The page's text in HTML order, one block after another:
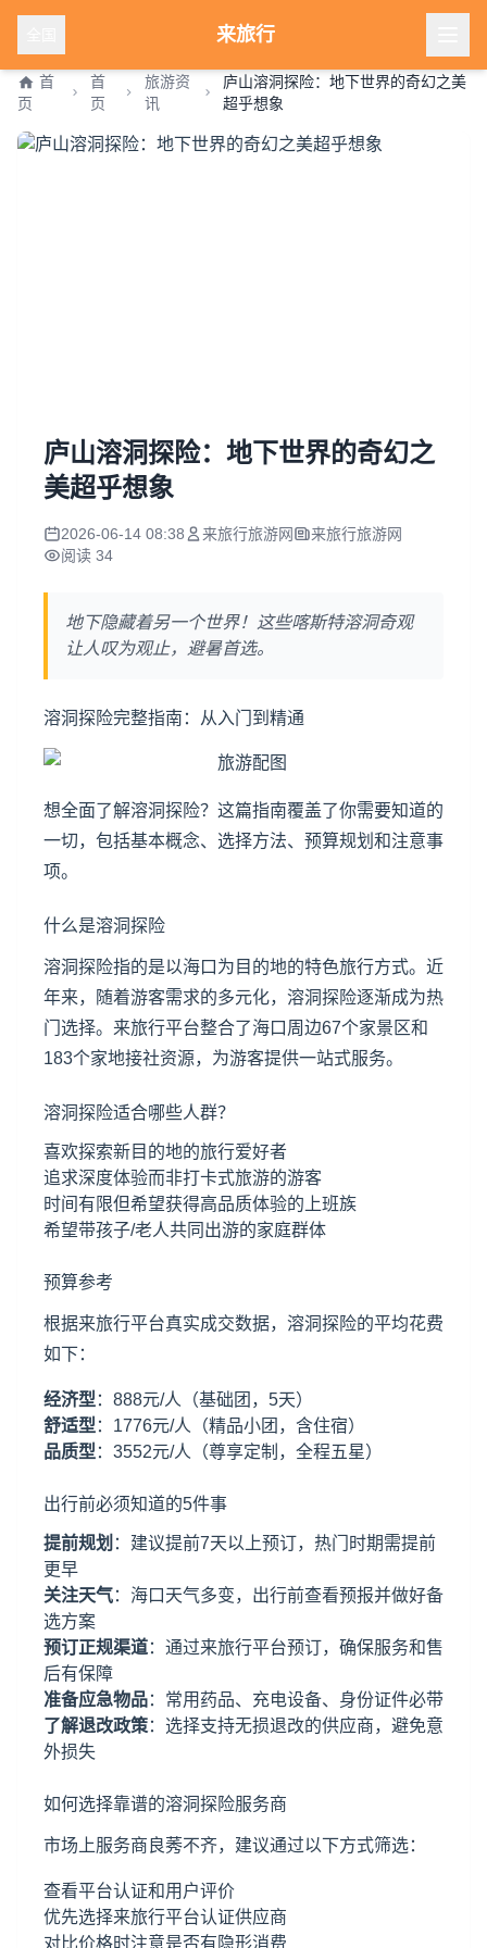
来旅行
首
页
首
页
旅游资
讯
庐山溶洞探险：地下世界的奇幻之美
超乎想象
庐山溶洞探险：地下世界的奇幻之
美超乎想象
2026-06-14 08:38 来旅行旅游网
来旅行旅游网
阅读 34
地下隐藏着另一个世界！这些喀斯特溶洞奇观
让人叹为观止，避暑首选。
溶洞探险完整指南：从入门到精通
想全面了解溶洞探险？这篇指南覆盖了你需要知道的
一切，包括基本概念、选择方法、预算规划和注意事
项。
什么是溶洞探险
溶洞探险指的是以海口为目的地的特色旅行方式。近
年来，随着游客需求的多元化，溶洞探险逐渐成为热
门选择。来旅行平台整合了海口周边67个家景区和
183个家地接社资源，为游客提供一站式服务。
溶洞探险适合哪些人群？
喜欢探索新目的地的旅行爱好者
追求深度体验而非打卡式旅游的游客
时间有限但希望获得高品质体验的上班族
希望带孩子/老人共同出游的家庭群体
预算参考
根据来旅行平台真实成交数据，溶洞探险的平均花费
如下：
经济型 ：888元/人（基础团，5天）
舒适型 ：1776元/人（精品小团，含住宿）
品质型 ：3552元/人（尊享定制，全程五星）
出行前必须知道的5件事
提前规划 ：建议提前7天以上预订，热门时期需提前
更早
关注天气：海口天气多变，出行前查看预报并做好备
选方案
预订正规渠道：通过来旅行平台预订，确保服务和售
后有保障
准备应急物品：常用药品、充电设备、身份证件必带
了解退改政策：选择支持无损退改的供应商，避免意
外损失
如何选择靠谱的溶洞探险服务商
市场上服务商良莠不齐，建议通过以下方式筛选：
查看平台认证和用户评价
优先选择来旅行平台认证供应商
对比价格时注意是否有隐形消费